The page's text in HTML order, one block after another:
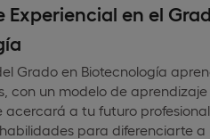
Experiencial en el
Grado en Biotecnología
con un modelo de
acercará a tu futuro
para diferenciarte